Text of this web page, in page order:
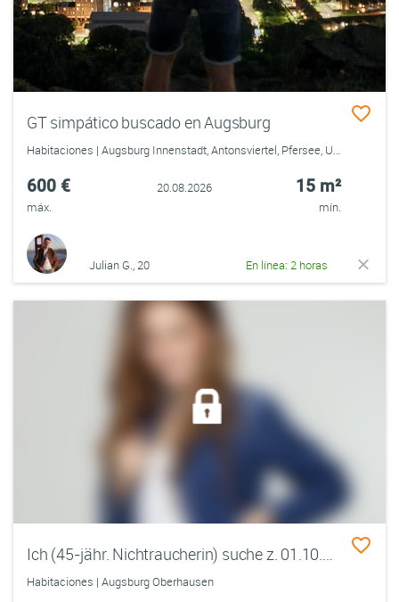
GT simpático buscado en Augsburg
Habitaciones | Augsburg Innenstadt, Antonsviertel, Pfersee, Universitätsviertel, Göggingen, Hochzoll
600 €
máx.
20.08.2026 15 m²
mín.
Julian G., 20 En línea: 2 horas
Ich (45-jähr. Nichtraucherin) suche z. 01.10.26/01.11.26 UNBEFRISTET (teil)möbl. Zi.
Habitaciones | Augsburg Oberhausen